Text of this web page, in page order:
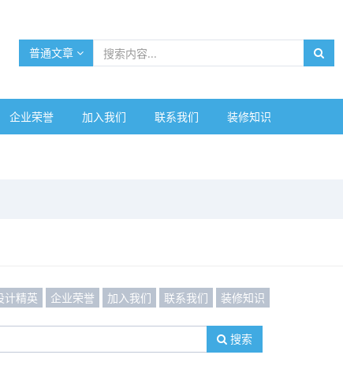
普通文章
企业荣誉 加入我们 联系我们 装修知识
计精英 企业荣誉 加入我们 联系我们 装修知识
搜索